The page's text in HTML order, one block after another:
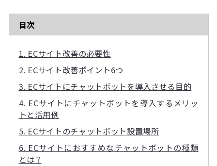
目次
1. ECサイト改善の必要性
2. ECサイト改善ポイント6つ
3. ECサイトにチャットボットを導入させる目的
4. ECサイトにチャットボットを導入するメリッ
トと活用例
5. ECサイトのチャットボット設置場所
6. ECサイトにおすすめなチャットボットの種類
とは？